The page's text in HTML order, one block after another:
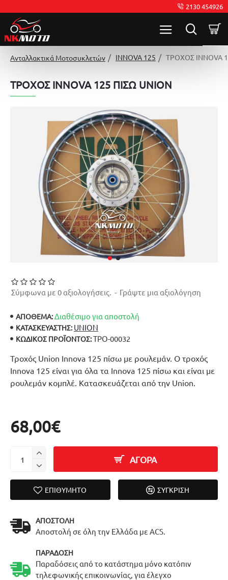
2130 454926
Ανταλλακτικά Μοτοσυκλετών INNOVA 125 ΤΡΟΧΟΣ INNOVA
ΤΡΟΧΟΣ INNOVA 125 ΠΙΣΩ UNION
Τροχός Union Innova 125 πίσω με ρουλεμάν. Ο τροχός
Innova 125 είναι για όλα τα Innova 125 πίσω και είναι με
ρουλεμάν κομπλέ. Κατασκευάζεται από την Union.
ΑΠΟΘΕΜΑ:Διαθέσιμο για αποστολή
ΚΑΤΑΣΚΕΥΑΣΤΉΣ: UNION
ΚΩΔΙΚΌΣ ΠΡΟΪΌΝΤΟΣ:ΤΡΟ-00032
Σύμφωνα με 0 αξιολογήσεις. - Γράψτε μια αξιολόγηση
68,00€
ΑΓΟΡΑ
ΕΠΙΘΥΜΗΤΌ ΣΎΓΚΡΙΣΗ
ΑΠΟΣΤΟΛΉ
Αποστολή σε όλη την Ελλάδα με ACS.
ΠΑΡΆΔΟΣΗ
Παραδόσεις από το κατάστημα μόνο κατόπιν
τηλεφωνικής επικοινωνίας, για έλεγχο